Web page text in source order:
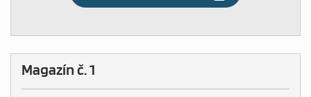
Magazín č. 1